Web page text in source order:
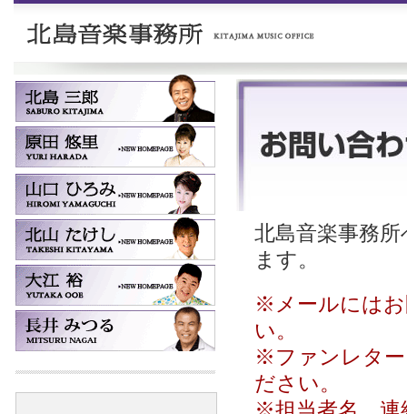
北島音楽事務
ます。
※メールにはお
い。
※ファンレター
ださい。